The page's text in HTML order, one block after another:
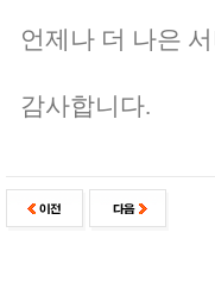
언제나 더 나은
감사합니다.